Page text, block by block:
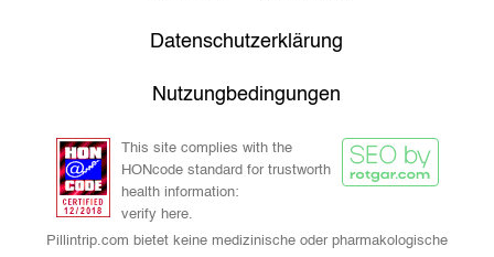
Datenschutzerklärung
Nutzungbedingungen
This site complies with the
HONcode standard for trustworth
health information:
verify here.
Pillintrip.com bietet keine medizinische oder pharmakologische